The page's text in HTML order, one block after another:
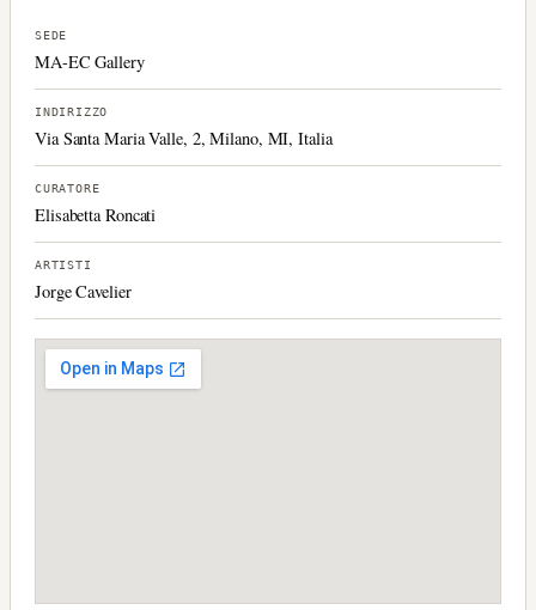
SEDE
MA-EC Gallery
INDIRIZZO
Via Santa Maria Valle, 2, Milano, MI, Italia
CURATORE
Elisabetta Roncati
ARTISTI
Jorge Cavelier